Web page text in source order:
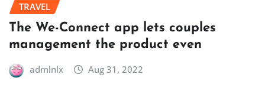
TRAVEL
The We-Connect app lets couples
management the product even
admlnlx Aug 31, 2022